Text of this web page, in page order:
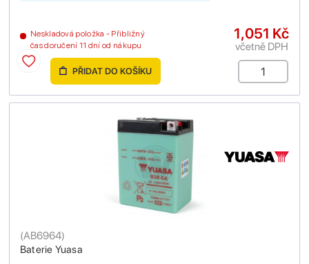
Neskladová položka - Přibližný
čas doručení 11 dní od nákupu
1,051 Kč
včetně DPH
PŘIDAT DO KOŠÍKU
Baterie Yuasa
(AB6964)